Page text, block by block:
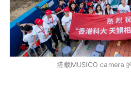
搭载MUSICO camera